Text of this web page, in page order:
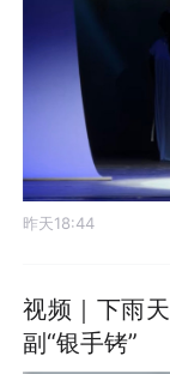
昨天18:44
视频｜下雨
副“银手铐”